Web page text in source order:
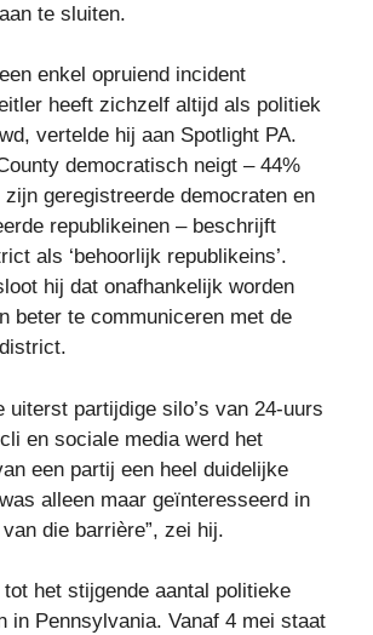
te sluiten.
enkel opruiend incident
heeft zichzelf altijd als politiek
vertelde hij aan Spotlight PA.
democratisch neigt – 44%
geregistreerde democraten en
republikeinen – beschrijft
als ‘behoorlijk republikeins’.
hij dat onafhankelijk worden
beter te communiceren met de
uiterst partijdige silo’s van 24-uurs
en sociale media werd het
een partij een heel duidelijke
alleen maar geïnteresseerd in
die barrière”, zei hij.
tot het stijgende aantal politieke
in Pennsylvania. Vanaf 4 mei staat